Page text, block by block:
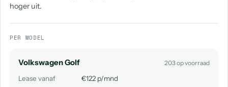
hoger uit.
PER MODEL
Volkswagen Golf 203 op voorraad
Lease vanaf
€122 p/mnd